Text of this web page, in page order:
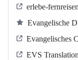
erlebe-
Evangelische
Evangelisches
EVS